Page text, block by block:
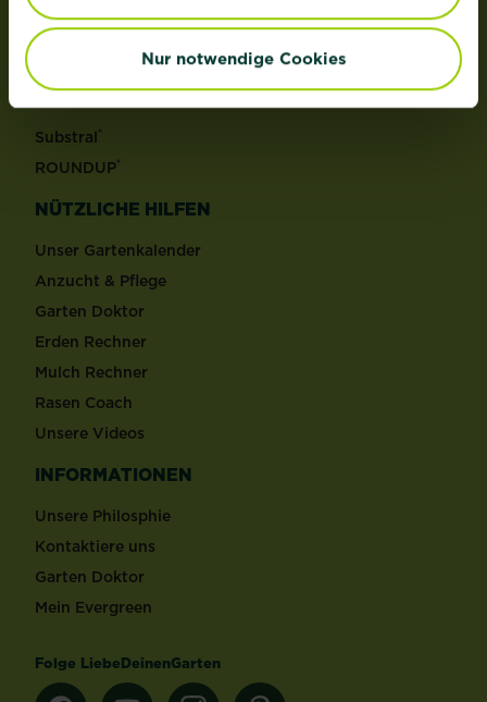
Nur notwendige Cookies
Schädlinge
Reinigungsmittel
MARKEN
Substral®
ROUNDUP®
NÜTZLICHE HILFEN
Unser Gartenkalender
Anzucht & Pflege
Garten Doktor
Erden Rechner
Mulch Rechner
Rasen Coach
Unsere Videos
INFORMATIONEN
Unsere Philosphie
Kontaktiere uns
Garten Doktor
Mein Evergreen
Folge LiebeDeinenGarten